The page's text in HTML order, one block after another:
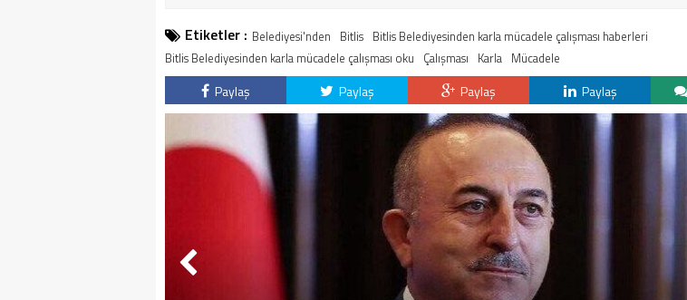
Etiketler : Belediyesi'nden Bitlis Bitlis Belediyesinden karla mücadele çalışması haberleri
Bitlis Belediyesinden karla mücadele çalışması oku Çalışması Karla Mücadele
Paylaş Paylaş Paylaş Paylaş